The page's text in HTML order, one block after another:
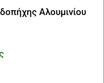
Αλουμινίου